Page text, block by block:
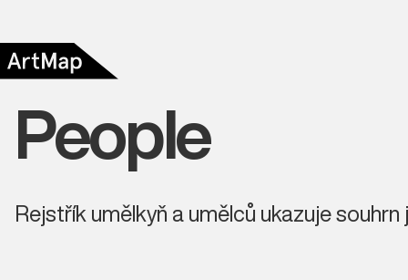
People
Rejstřík umělkyň a umělců ukazuje